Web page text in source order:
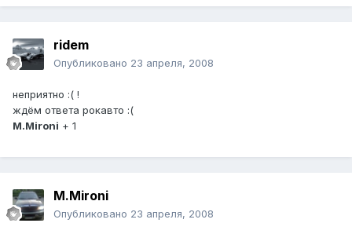
ridem
Опубликовано 23 апреля, 2008
неприятно :( !
ждём ответа рокавто :(
M.Mironi + 1
M.Mironi
Опубликовано 23 апреля, 2008